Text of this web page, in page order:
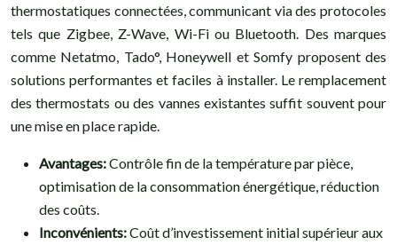
thermostatiques connectées, communicant via des protocoles
tels que Zigbee, Z-Wave, Wi-Fi ou Bluetooth. Des marques
comme Netatmo, Tado°, Honeywell et Somfy proposent des
solutions performantes et faciles à installer. Le remplacement
des thermostats ou des vannes existantes suffit souvent pour
une mise en place rapide.
Avantages:Contrôle fin de la température par pièce,
optimisation de la consommation énergétique, réduction
des coûts.
Inconvénients:Coût d’investissement initial supérieur aux